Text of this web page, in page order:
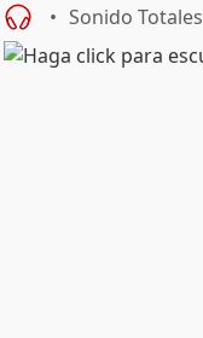
Sonido Totales